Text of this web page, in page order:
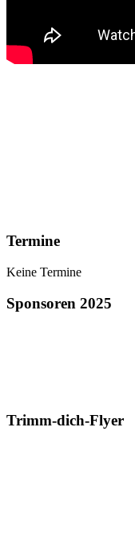
Termine
Keine Termine
Sponsoren 2025
Trimm-dich-Flyer